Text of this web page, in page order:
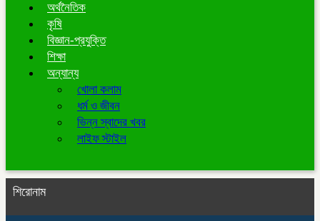
অর্থনৈতিক
কৃষি
বিজ্ঞান-প্রযুক্তি
শিক্ষা
অন্যান্য
খোলা কলাম
ধর্ম ও জীবন
ভিন্ন স্বাদের খবর
লাইফ স্টাইল
শিরোনাম